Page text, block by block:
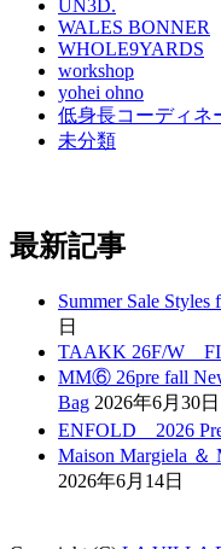
UN3D.
WALES BONNER
WHOLE9YARDS
workshop
yohei ohno
低身長コーディネ
未分類
最新記事
Summer Sale
日
TAAKK 26F/W
MM⑥ 26pre fall
Bag 2026年6月30日
ENFOLD 2026
Maison Margiela
2026年6月14日